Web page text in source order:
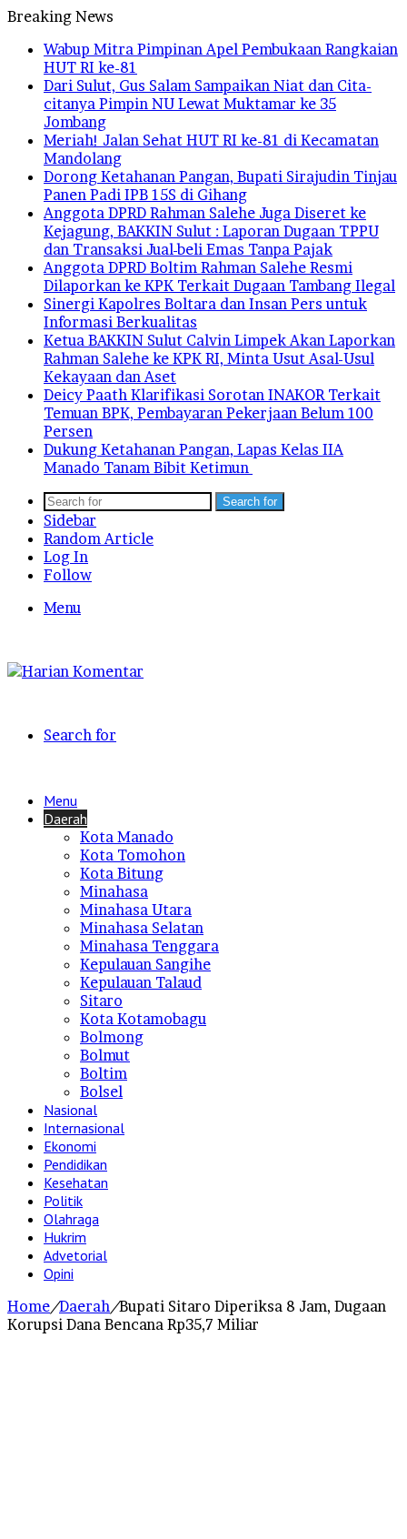
Breaking News
Wabup Mitra Pimpinan Apel Pembukaan Rangkaian
HUT RI ke-81
Dari Sulut, Gus Salam Sampaikan Niat dan Cita-
citanya Pimpin NU Lewat Muktamar ke 35
Jombang
Meriah! Jalan Sehat HUT RI ke-81 di Kecamatan
Mandolang
Dorong Ketahanan Pangan, Bupati Sirajudin Tinjau
Panen Padi IPB 15S di Gihang
Anggota DPRD Rahman Salehe Juga Diseret ke
Kejagung, BAKKIN Sulut : Laporan Dugaan TPPU
dan Transaksi Jual-beli Emas Tanpa Pajak
Anggota DPRD Boltim Rahman Salehe Resmi
Dilaporkan ke KPK Terkait Dugaan Tambang Ilegal
Sinergi Kapolres Boltara dan Insan Pers untuk
Informasi Berkualitas
Ketua BAKKIN Sulut Calvin Limpek Akan Laporkan
Rahman Salehe ke KPK RI, Minta Usut Asal-Usul
Kekayaan dan Aset
Deicy Paath Klarifikasi Sorotan INAKOR Terkait
Temuan BPK, Pembayaran Pekerjaan Belum 100
Persen
Dukung Ketahanan Pangan, Lapas Kelas IIA
Manado Tanam Bibit Ketimun
Search for
Sidebar
Random Article
Log In
Follow
Menu
Search for
Menu
Daerah
Kota Manado
Kota Tomohon
Kota Bitung
Minahasa
Minahasa Utara
Minahasa Selatan
Minahasa Tenggara
Kepulauan Sangihe
Kepulauan Talaud
Sitaro
Kota Kotamobagu
Bolmong
Bolmut
Boltim
Bolsel
Nasional
Internasional
Ekonomi
Pendidikan
Kesehatan
Politik
Olahraga
Hukrim
Advetorial
Opini
Home/Daerah/Bupati Sitaro Diperiksa 8 Jam, Dugaan
Korupsi Dana Bencana Rp35,7 Miliar